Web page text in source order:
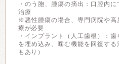
・のう胞、腫瘍の摘出：口腔内
治療
※悪性腫瘍の場合、専門病院や高
療が必要
・インプラント（人工歯根）：
を埋め込み、噛む機能を回復す
もあり）